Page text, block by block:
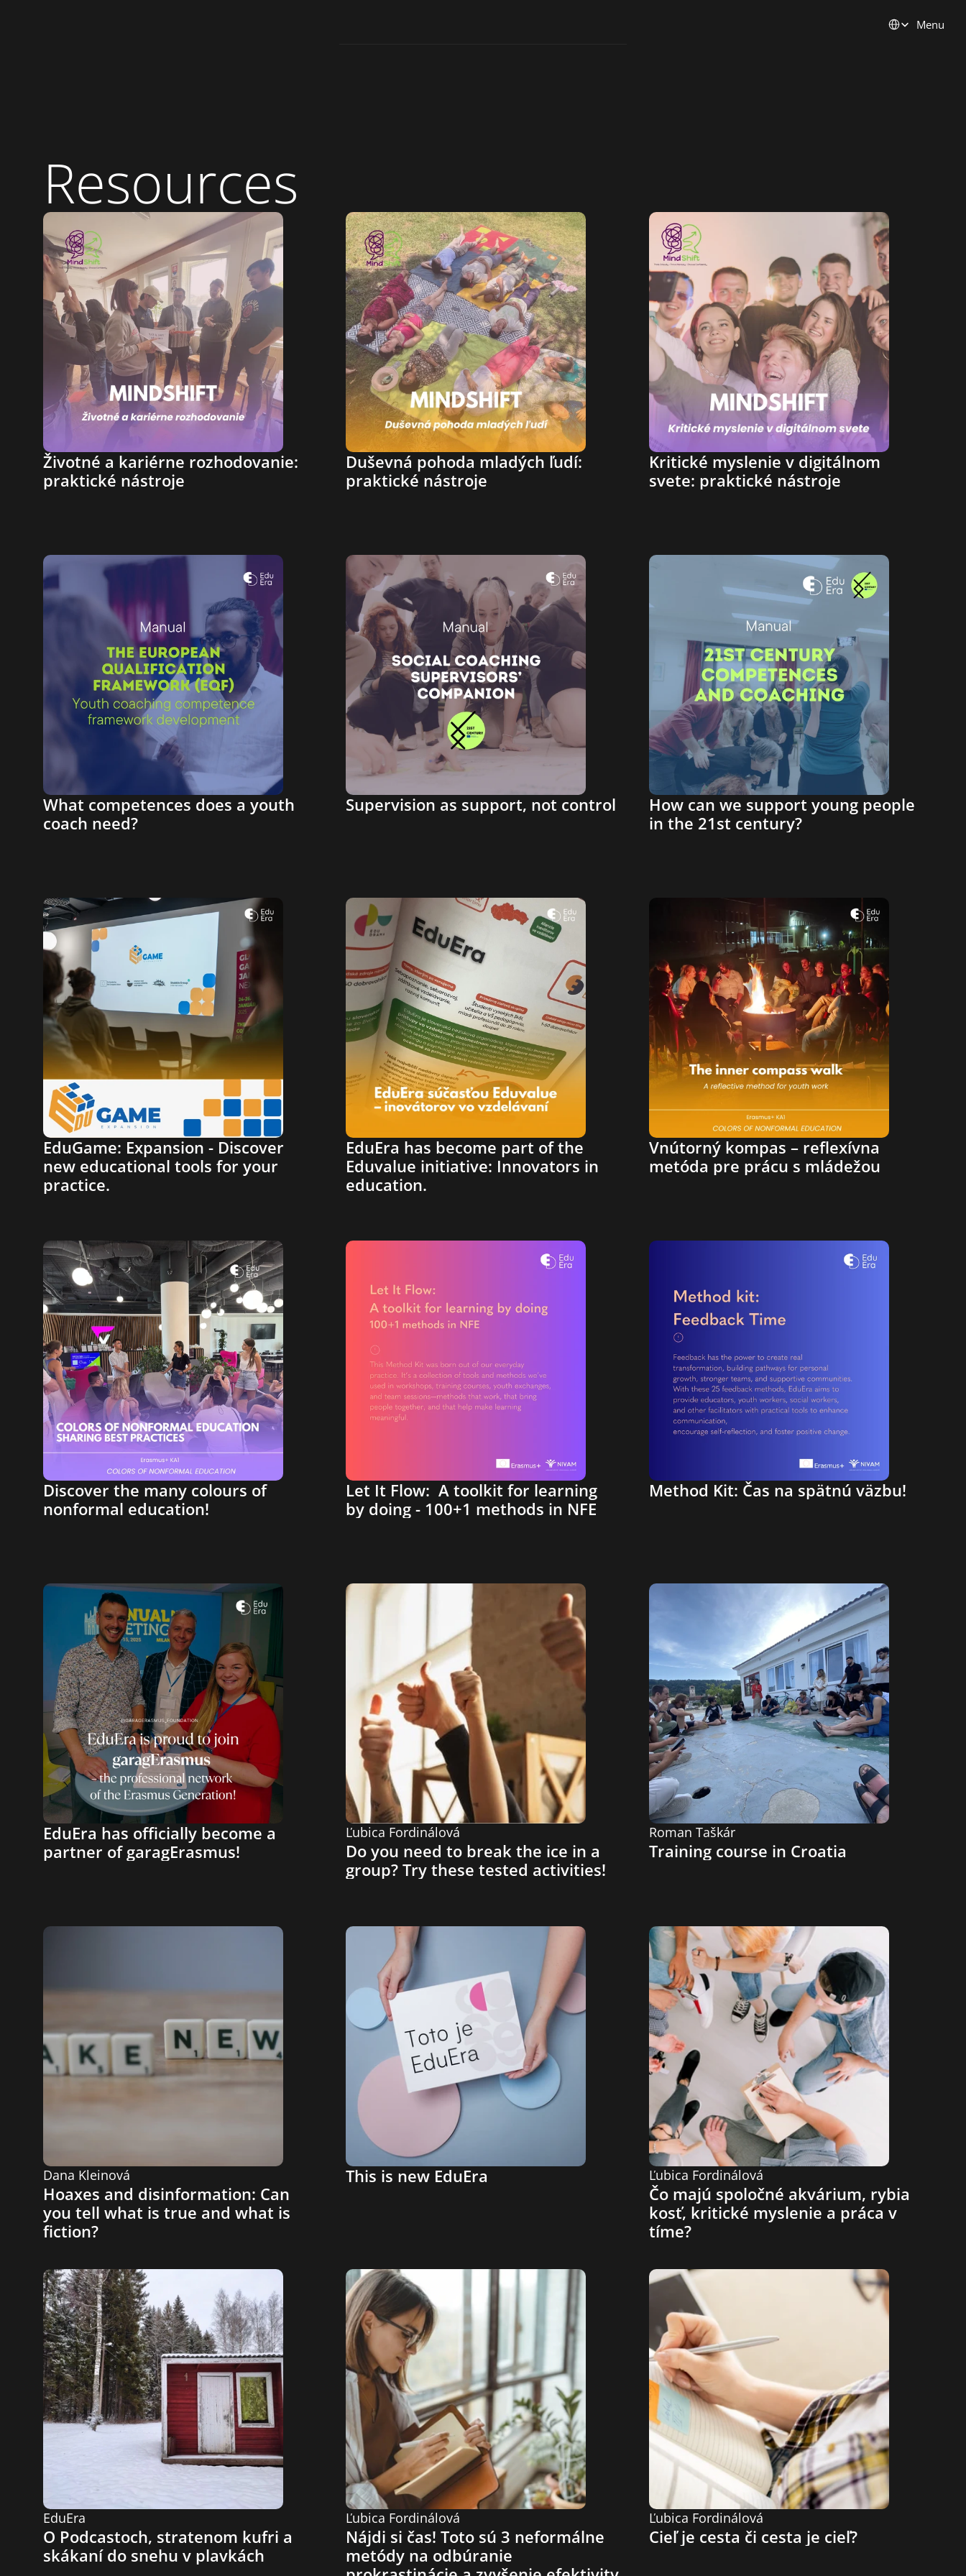
Resources
Životné a kariérne rozhodovanie:
praktické nástroje
Duševná pohoda mladých ľudí:
praktické nástroje
Kritické myslenie v digitálnom
svete: praktické nástroje
What competences does a youth
coach need?
Supervision as support, not control
How can we support young people
in the 21st century?
EduGame: Expansion - Discover
new educational tools for your
practice.
EduEra has become part of the
Eduvalue initiative: Innovators in
education.
Vnútorný kompas – reflexívna
metóda pre prácu s mládežou
Discover the many colours of
nonformal education!
Let It Flow:  A toolkit for learning
by doing - 100+1 methods in NFE
Method Kit: Čas na spätnú väzbu!
EduEra has officially become a
partner of garagErasmus!
Ľubica Fordinálová
Do you need to break the ice in a
group? Try these tested activities!
Roman Taškár
Training course in Croatia
Dana Kleinová
Hoaxes and disinformation: Can
you tell what is true and what is
fiction?
This is new EduEra Ľubica Fordinálová
Čo majú spoločné akvárium, rybia
kosť, kritické myslenie a práca v
tíme?
EduEra
O Podcastoch, stratenom kufri a
skákaní do snehu v plavkách
Ľubica Fordinálová
Nájdi si čas! Toto sú 3 neformálne
metódy na odbúranie
Ľubica Fordinálová
Cieľ je cesta či cesta je cieľ?
Menu
Open Calls
Projects
Blog
About Us
Contact
For Partners